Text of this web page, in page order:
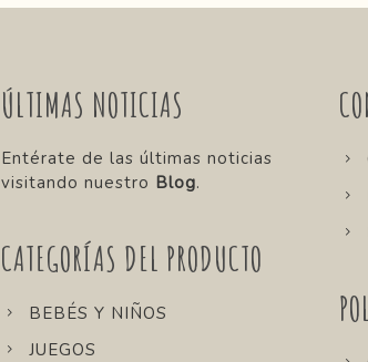
ÚLTIMAS NOTICIAS
Entérate de las últimas noticias
visitando nuestro Blog.
CATEGORÍAS DEL PRODUCTO
BEBÉS Y NIÑOS
JUEGOS